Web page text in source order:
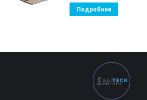
Подробнее